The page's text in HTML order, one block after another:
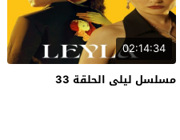
02:14:34
مسلسل ليلى الحلقة 33